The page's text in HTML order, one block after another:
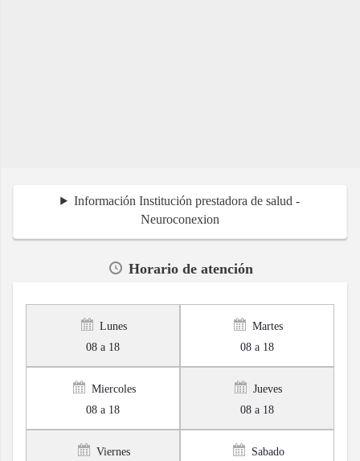
Información Institución prestadora de salud -
Neuroconexion
Horario de atención
Lunes
08 a 18
Martes
08 a 18
Miercoles
08 a 18
Jueves
08 a 18
Viernes
Sabado